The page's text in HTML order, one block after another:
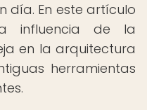
día. En este artículo
influencia de la
en la arquitectura
herramientas